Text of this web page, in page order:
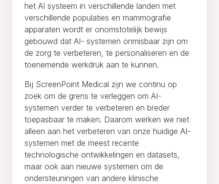
het AI systeem in verschillende landen met
verschillende populaties en mammografie
apparaten wordt er onomstotelijk bewijs
gebouwd dat AI- systemen onmisbaar zijn om
de zorg te verbeteren, te personaliseren en de
toenemende werkdruk aan te kunnen.
Bij ScreenPoint Medical zijn we continu op
zoek om de grens te verleggen om AI-
systemen verder te verbeteren en breder
toepasbaar te maken. Daarom werken we niet
alleen aan het verbeteren van onze huidige AI-
systemen met de meest recente
technologische ontwikkelingen en datasets,
maar ook aan nieuwe systemen om de
ondersteuningen van andere klinische